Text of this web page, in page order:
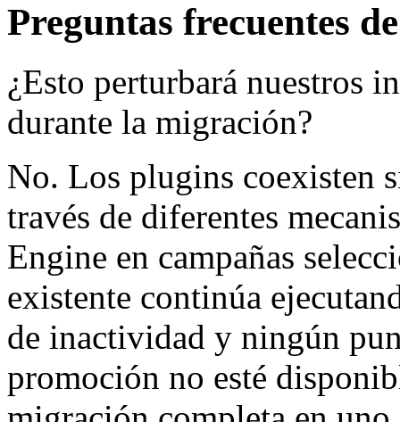
Preguntas frecuentes
¿Esto perturbará nuestros
durante la migración?
No. Los plugins coexisten
través de diferentes
Engine en campañas
existente continúa
de inactividad y ningún
promoción no esté